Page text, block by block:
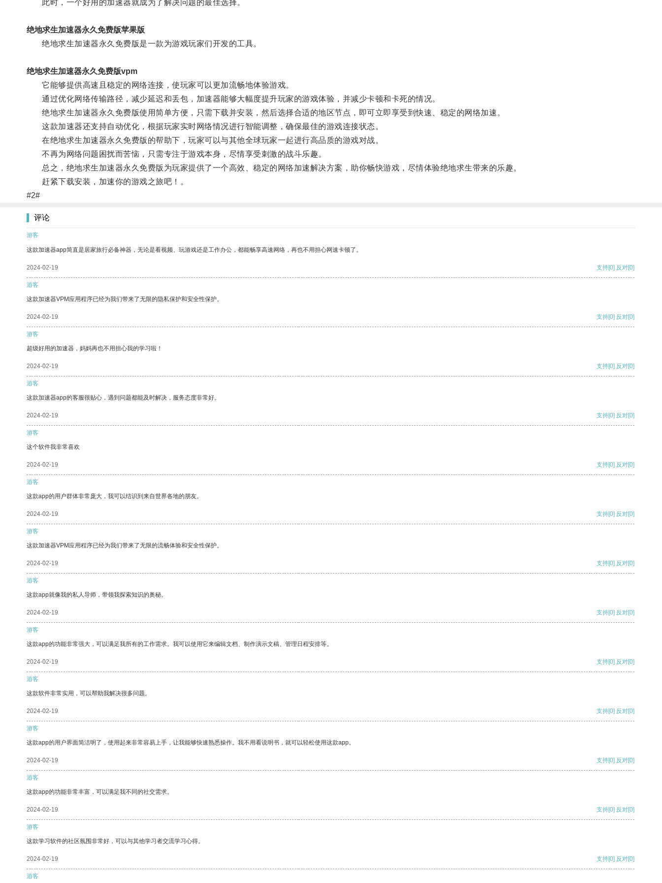
此时，一个好用的加速器就成为了解决问题的最佳选择。
绝地求生加速器永久免费版苹果版
绝地求生加速器永久免费版是一款为游戏玩家们开发的工具。
绝地求生加速器永久免费版vpm
它能够提供高速且稳定的网络连接，使玩家可以更加流畅地体验游戏。
通过优化网络传输路径，减少延迟和丢包，加速器能够大幅度提升玩家的游戏体验，并减少卡顿和卡死的情况。
绝地求生加速器永久免费版使用简单方便，只需下载并安装，然后选择合适的地区节点，即可立即享受到快速、稳定的网络加速。
这款加速器还支持自动优化，根据玩家实时网络情况进行智能调整，确保最佳的游戏连接状态。
在绝地求生加速器永久免费版的帮助下，玩家可以与其他全球玩家一起进行高品质的游戏对战。
不再为网络问题困扰而苦恼，只需专注于游戏本身，尽情享受刺激的战斗乐趣。
总之，绝地求生加速器永久免费版为玩家提供了一个高效、稳定的网络加速解决方案，助你畅快游戏，尽情体验绝地求生带来的乐趣。
赶紧下载安装，加速你的游戏之旅吧！。
#2#
评论
游客
这款加速器app简直是居家旅行必备神器，无论是看视频、玩游戏还是工作办公，都能畅享高速网络，再也不用担心网速卡顿了。
2024-02-19 支持[0] 反对[0]
游客
这款加速器VPM应用程序已经为我们带来了无限的隐私保护和安全性保护。
2024-02-19 支持[0] 反对[0]
游客
超级好用的加速器，妈妈再也不用担心我的学习啦！
2024-02-19 支持[0] 反对[0]
游客
这款加速器app的客服很贴心，遇到问题都能及时解决，服务态度非常好。
2024-02-19 支持[0] 反对[0]
游客
这个软件我非常喜欢
2024-02-19 支持[0] 反对[0]
游客
这款app的用户群体非常庞大，我可以结识到来自世界各地的朋友。
2024-02-19 支持[0] 反对[0]
游客
这款加速器VPM应用程序已经为我们带来了无限的流畅体验和安全性保护。
2024-02-19 支持[0] 反对[0]
游客
这款app就像我的私人导师，带领我探索知识的奥秘。
2024-02-19 支持[0] 反对[0]
游客
这款app的功能非常强大，可以满足我所有的工作需求。我可以使用它来编辑文档、制作演示文稿、管理日程安排等。
2024-02-19 支持[0] 反对[0]
游客
这款软件非常实用，可以帮助我解决很多问题。
2024-02-19 支持[0] 反对[0]
游客
这款app的用户界面简洁明了，使用起来非常容易上手，让我能够快速熟悉操作。我不用看说明书，就可以轻松使用这款app。
2024-02-19 支持[0] 反对[0]
游客
这款app的功能非常丰富，可以满足我不同的社交需求。
2024-02-19 支持[0] 反对[0]
游客
这款学习软件的社区氛围非常好，可以与其他学习者交流学习心得。
2024-02-19 支持[0] 反对[0]
游客